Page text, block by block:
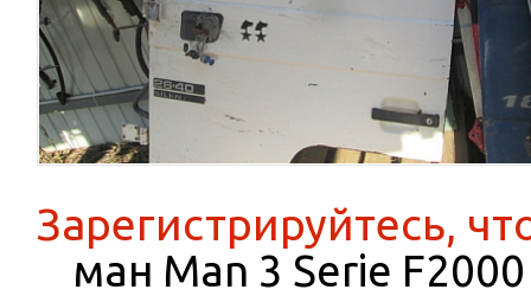
Зарегистрируйтесь,
ман Man 3 Serie F2000